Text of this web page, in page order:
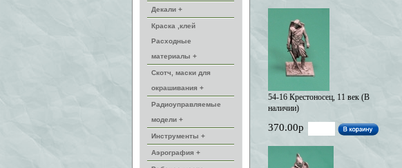
Декали +
Краска ,клей
Расходные
материалы +
Скотч, маски для
окрашивания +
Радиоуправляемые
модели +
Инструменты +
Аэрография +
54-16 Крестоносец, 11 век (В
наличии)
370.00р